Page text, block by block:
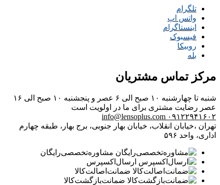
تلگرام
واتس اپ
اینستاگرام
فیسبوک
روبیکا
بله
مرکز تماس مشتریان
شنبه تا چهارشنبه ۱۰ صبح الی ۶ عصر و پنجشنبه ۱۰ صبح الی ۱۶
عصر رضایت مشتری برای ما در اولویت است
۰۹۱۲۲۹۴۱۶۰۲ info@lensoplus.com
تهران ،خیابان انقلاب، خیابان بهار جنوبی، برج بهار، طبقه چهارم
اداری، واحد ۵۹۶
مشاوره‌تخصصی‌رایگان
ارسال‌اکسپرس
ضمانت‌اصالت‌کالا
ضمانت‌بازگشت‌کالا